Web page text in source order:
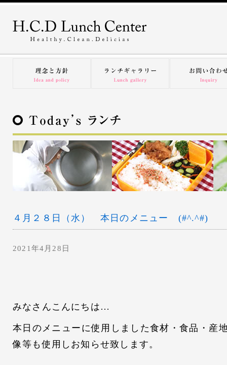
４月２８日（水） 本日のメニュー (#^.^#)
2021年4月28日
みなさんこんにちは…
本日のメニューに使用しました食材・食品・産
像等も使用しお知らせ致します。